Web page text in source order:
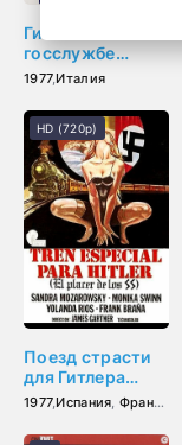
Гинеколог на
госслужбе
(1977)
1977,Италия
Поезд страсти
для Гитлера
(1977)
1977,Испания, Франция
HD (720p)